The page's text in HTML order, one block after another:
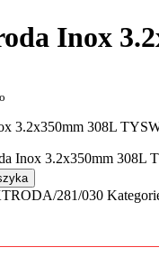
Inox
3.2x350mm 308L
Inox 3.2x350mm 308L
281/030